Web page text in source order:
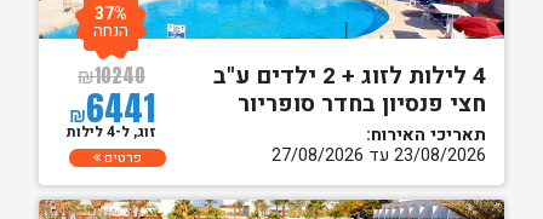
4 לילות לזוג + 2 ילדים ע"ב
חצי פנסיון בחדר סופריור
תאריכי האירוח:
23/08/2026 עד 27/08/2026
₪10240
₪6441
37%
הנחה
זוג, ל-4 לילות
פרטים